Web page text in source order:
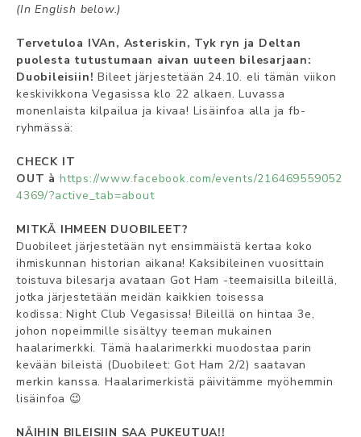
(In English below.)
Tervetuloa IVAn, Asteriskin, Tyk ryn ja Deltan
puolesta tutustumaan aivan uuteen bilesarjaan:
Duobileisiin! Bileet järjestetään 24.10. eli tämän viikon
keskivikkona Vegasissa klo 22 alkaen. Luvassa
monenlaista kilpailua ja kivaa! Lisäinfoa alla ja fb-
ryhmässä:
CHECK IT
OUT à https://www.facebook.com/events/216469559052
4369/?active_tab=about
MITKÄ IHMEEN DUOBILEET?
Duobileet järjestetään nyt ensimmäistä kertaa koko
ihmiskunnan historian aikana! Kaksibileinen vuosittain
toistuva bilesarja avataan Got Ham -teemaisilla bileillä,
jotka järjestetään meidän kaikkien toisessa
kodissa: Night Club Vegasissa! Bileillä on hintaa 3e,
johon nopeimmille sisältyy teeman mukainen
haalarimerkki. Tämä haalarimerkki muodostaa parin
kevään bileistä (Duobileet: Got Ham 2/2) saatavan
merkin kanssa. Haalarimerkistä päivitämme myöhemmin
lisäinfoa 😉
NÄIHIN BILEISIIN SAA PUKEUTUA!!